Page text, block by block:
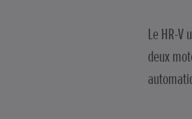
Le HR-V
deux